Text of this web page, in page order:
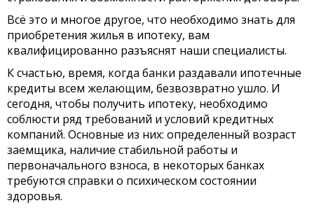
Всё это и многое другое, что необходимо знать для
приобретения жилья в ипотеку, вам
квалифицированно разъяснят наши специалисты.
К счастью, время, когда банки раздавали ипотечные
кредиты всем желающим, безвозвратно ушло. И
сегодня, чтобы получить ипотеку, необходимо
соблюсти ряд требований и условий кредитных
компаний. Основные из них: определенный возраст
заемщика, наличие стабильной работы и
первоначального взноса, в некоторых банках
требуются справки о психическом состоянии
здоровья.